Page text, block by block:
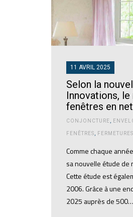
11 AVRIL 2025
Selon la
Innovations,
fenêtres en
CONJONCTURE
FENÊTRES FERMETURES
Comme chaque
sa nouvelle étude de
Cette étude est
2006. Grâce à une
2025 auprès de 500…